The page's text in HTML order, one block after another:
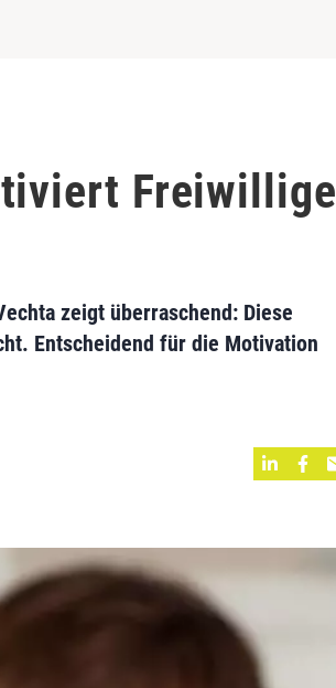
Freiwillige
zeigt überraschend: Diese
Entscheidend für die Motivation